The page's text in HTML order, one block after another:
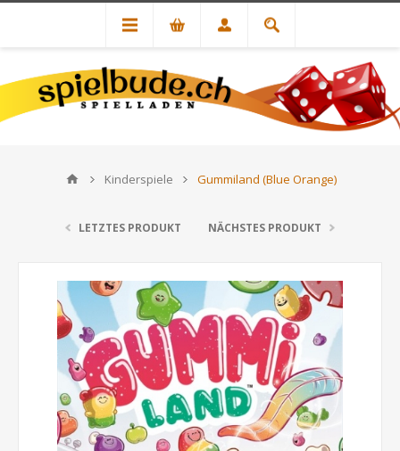
Kinderspiele Gummiland (Blue Orange)
LETZTES PRODUKT NÄCHSTES PRODUKT